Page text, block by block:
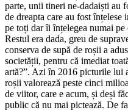
parte, unii tineri ne-dadaiști au
de dreapta care au fost înțelese
pe toți dar îi înțelegea numai
Restul era dada, greu de
conserva de supă de roșii a
societății, pentru că imediat
artă?”. Azi în 2016 picturile lui
roșii valorează peste cinci
de viitor, care e acum, și deși
public că nu mai pictează. De